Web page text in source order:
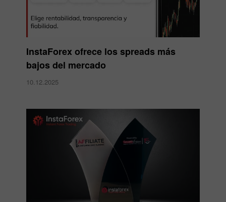
InstaForex ofrece los spreads más
bajos del mercado
10.12.2025